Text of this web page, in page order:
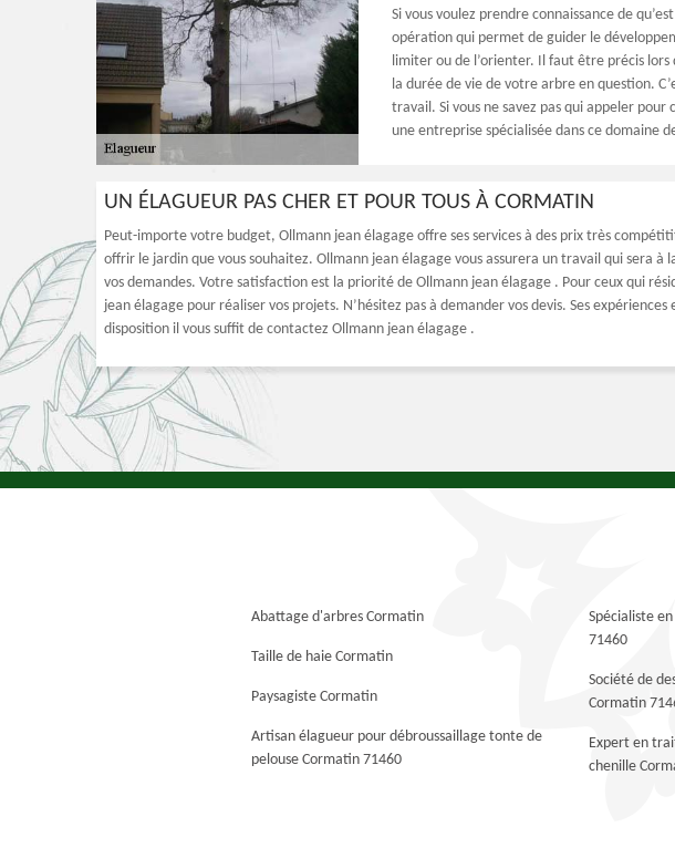
Si vous voulez prendre connaissance de
opération qui permet de guider le
limiter ou de l’orienter. Il faut être précis
la durée de vie de votre arbre en question.
travail. Si vous ne savez pas qui appeler
une entreprise spécialisée dans ce domaine
UN ÉLAGUEUR PAS CHER ET POUR TOUS À CORMATIN
Peut-importe votre budget, Ollmann jean élagage offre ses services à des prix très
offrir le jardin que vous souhaitez. Ollmann jean élagage vous assurera un travail qui sera à
vos demandes. Votre satisfaction est la priorité de Ollmann jean élagage . Pour ceux qui
jean élagage pour réaliser vos projets. N’hésitez pas à demander vos devis. Ses
disposition il vous suffit de contactez Ollmann jean élagage .
Abattage d'arbres Cormatin
Taille de haie Cormatin
Paysagiste Cormatin
Artisan élagueur pour débroussaillage tonte de
pelouse Cormatin 71460
Spécialiste
71460
Société de
Cormatin
Expert en
chenille